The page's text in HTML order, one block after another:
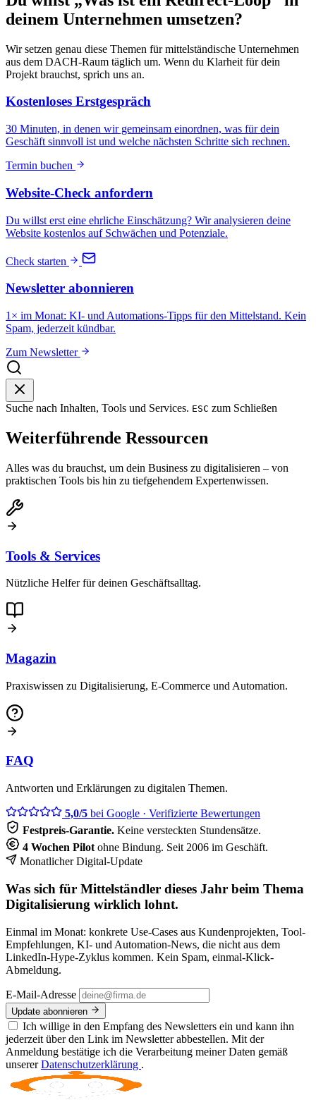
deinem Unternehmen umsetzen?
Wir setzen genau diese Themen für mittelständische Unternehmen
aus dem DACH-Raum täglich um. Wenn du Klarheit für dein
Projekt brauchst, sprich uns an.
Kostenloses Erstgespräch
30 Minuten, in denen wir gemeinsam einordnen, was für dein
Geschäft sinnvoll ist und welche nächsten Schritte sich rechnen.
Termin buchen
Website-Check anfordern
Du willst erst eine ehrliche Einschätzung? Wir analysieren deine
Website kostenlos auf Schwächen und Potenziale.
Check starten
Newsletter abonnieren
1× im Monat: KI- und Automations-Tipps für den Mittelstand. Kein
Spam, jederzeit kündbar.
Zum Newsletter
Suche nach Inhalten, Tools und Services. ESC zum Schließen
Weiterführende Ressourcen
Alles was du brauchst, um dein Business zu digitalisieren – von
praktischen Tools bis hin zu tiefgehendem Expertenwissen.
Tools & Services
Nützliche Helfer für deinen Geschäftsalltag.
Magazin
Praxiswissen zu Digitalisierung, E-Commerce und Automation.
FAQ
Antworten und Erklärungen zu digitalen Themen.
5,0/5 bei Google · Verifizierte Bewertungen
Festpreis-Garantie. Keine versteckten Stundensätze.
4 Wochen Pilot ohne Bindung. Seit 2006 im Geschäft.
Monatlicher Digital-Update
Was sich für Mittelständler dieses Jahr beim Thema
Digitalisierung wirklich lohnt.
Einmal im Monat: konkrete Use-Cases aus Kundenprojekten, Tool-
Empfehlungen, KI- und Automation-News, die nicht aus dem
LinkedIn-Hype-Zyklus kommen. Kein Spam, einmal-Klick-
Abmeldung.
E-Mail-Adresse
Update abonnieren
Ich willige in den Empfang des Newsletters ein und kann ihn
jederzeit über den Link im Newsletter abbestellen. Mit der
Anmeldung bestätige ich die Verarbeitung meiner Daten gemäß
unsererDatenschutzerklärung .